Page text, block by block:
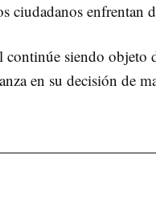
ciudadanos enfrentan
continúe siendo objeto
en su decisión de